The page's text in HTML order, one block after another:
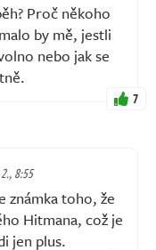
Proč někoho
by mě, jestli
nebo jak se
7
8:55
známka toho, že
Hitmana, což je
jen plus.